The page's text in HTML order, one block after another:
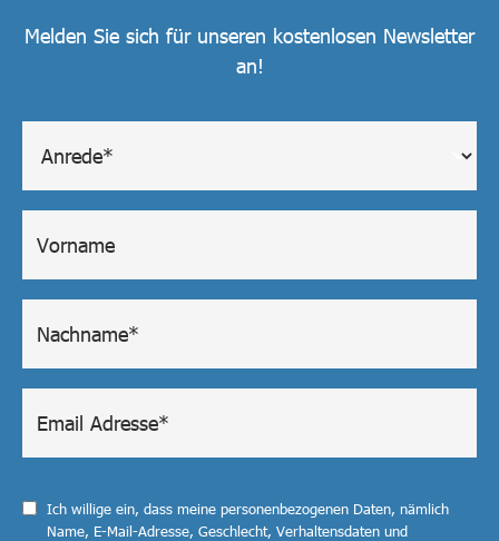
Melden Sie sich für unseren kostenlosen Newsletter
an!
Ich willige ein, dass meine personenbezogenen Daten, nämlich
Name, E-Mail-Adresse, Geschlecht, Verhaltensdaten und